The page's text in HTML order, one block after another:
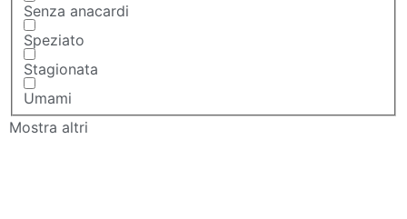
Senza anacardi
Speziato
Stagionata
Umami
Mostra altri